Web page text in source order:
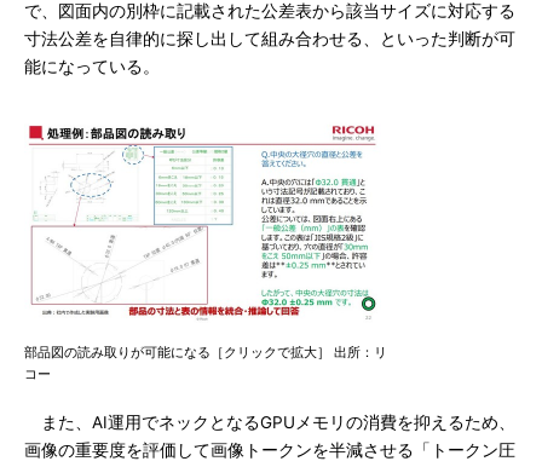
で、図面内の別枠に記載された公差表から該当サイズに対応する
寸法公差を自律的に探し出して組み合わせる、といった判断が可
能になっている。
部品図の読み取りが可能になる［クリックで拡大］ 出所：リ
コー
また、AI運用でネックとなるGPUメモリの消費を抑えるため、
画像の重要度を評価して画像トークンを半減させる「トークン圧